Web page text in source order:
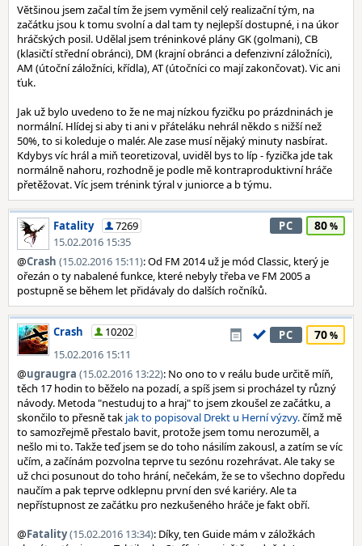
Většinou jsem začal tím že jsem vyměnil celý realizační tým, na
začátku jsou k tomu svolní a dal tam ty nejlepší dostupné, i na úkor
hráčských posil. Udělal jsem tréninkové plány GK (golmani), CB
(klasičtí střední obránci), DM (krajní obránci a defenzivní záložníci),
AM (útoční záložníci, křídla), AT (útočníci co mají zakončovat). Vic ani
ťuk.
Jak už bylo uvedeno to že ne maj nízkou fyzičku po prázdninách je
normální. Hlídej si aby ti ani v přáteláku nehrál někdo s nižší než
50%, to si koleduje o malér. Ale zase musí nějaký minuty nasbírat.
Kdybys víc hrál a miň teoretizoval, uviděl bys to líp - fyzička jde tak
normálně nahoru, rozhodně je podle mě kontraproduktivní hráče
přetěžovat. Víc jsem trénink týral v juniorce a b týmu.
Fatality
7269
15.02.2016 15:35
PC 80
@Crash (15.02.2016 15:11): Od FM 2014 už je mód Classic, který je
ořezán o ty nabalené funkce, které nebyly třeba ve FM 2005 a
postupně se během let přidávaly do dalších ročníků.
Crash
10202
15.02.2016 15:11
PC 70
@ugraugra (15.02.2016 13:22): No ono to v reálu bude určitě míň,
těch 17 hodin to běželo na pozadí, a spíš jsem si procházel ty různý
návody. Metoda "nestuduj to a hraj" to jsem zkoušel ze začátku, a
skončilo to přesně tak jak to popisoval Drekt u Herní výzvy.čímž mě
to samozřejmě přestalo bavit, protože jsem tomu nerozuměl, a
nešlo mi to. Takže teď jsem se do toho násilím zakousl, a zatím se víc
učím, a začínám pozvolna teprve tu sezónu rozehrávat. Ale taky se
už chci posunout do toho hrání, nečekám, že se to všechno dopředu
naučím a pak teprve odklepnu první den své kariéry. Ale ta
nepřístupnost ze začátku pro nezkušeného hráče je fakt obří.
@Fatality(15.02.2016 13:34): Díky, ten Guide mám v záložkách